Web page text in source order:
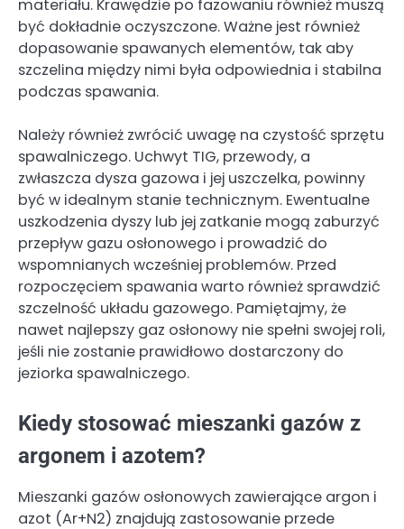
materiału. Krawędzie po fazowaniu również muszą
być dokładnie oczyszczone. Ważne jest również
dopasowanie spawanych elementów, tak aby
szczelina między nimi była odpowiednia i stabilna
podczas spawania.
Należy również zwrócić uwagę na czystość sprzętu
spawalniczego. Uchwyt TIG, przewody, a
zwłaszcza dysza gazowa i jej uszczelka, powinny
być w idealnym stanie technicznym. Ewentualne
uszkodzenia dyszy lub jej zatkanie mogą zaburzyć
przepływ gazu osłonowego i prowadzić do
wspomnianych wcześniej problemów. Przed
rozpoczęciem spawania warto również sprawdzić
szczelność układu gazowego. Pamiętajmy, że
nawet najlepszy gaz osłonowy nie spełni swojej roli,
jeśli nie zostanie prawidłowo dostarczony do
jeziorka spawalniczego.
Kiedy stosować mieszanki gazów z
argonem i azotem?
Mieszanki gazów osłonowych zawierające argon i
azot (Ar+N2) znajdują zastosowanie przede